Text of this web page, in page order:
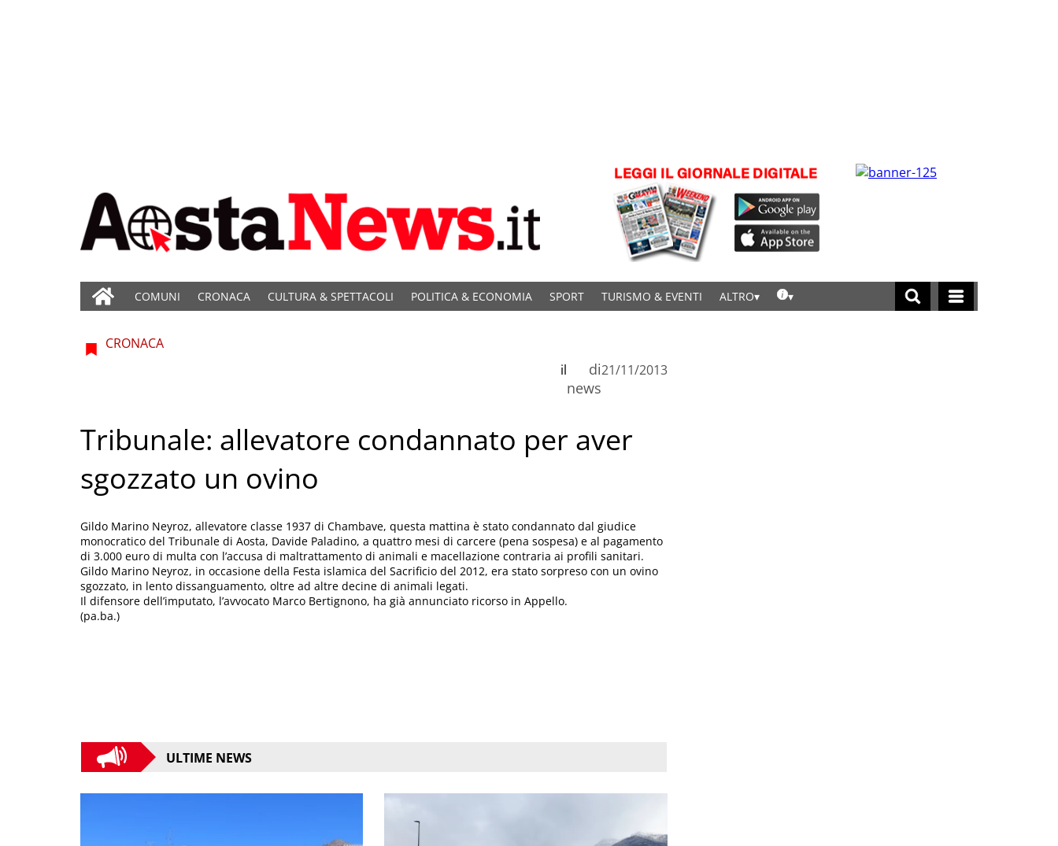
COMUNI CRONACA CULTURA & SPETTACOLI POLITICA & ECONOMIA SPORT TURISMO & EVENTI ALTRO
CRONACA
di
news
il 21/11/2013
Tribunale: allevatore condannato per aver
sgozzato un ovino
Gildo Marino Neyroz, allevatore classe 1937 di Chambave, questa mattina è stato condannato dal giudice
monocratico del Tribunale di Aosta, Davide Paladino, a quattro mesi di carcere (pena sospesa) e al pagamento
di 3.000 euro di multa con l’accusa di maltrattamento di animali e macellazione contraria ai profili sanitari.
Gildo Marino Neyroz, in occasione della Festa islamica del Sacrificio del 2012, era stato sorpreso con un ovino
sgozzato, in lento dissanguamento, oltre ad altre decine di animali legati.
Il difensore dell’imputato, l’avvocato Marco Bertignono, ha già annunciato ricorso in Appello.
(pa.ba.)
ULTIME NEWS